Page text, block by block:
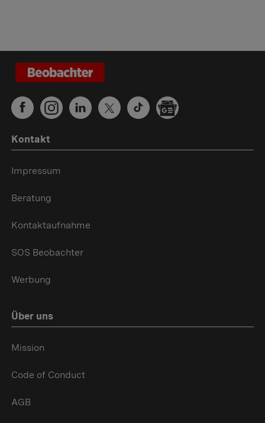
Kontakt
Impressum
Beratung
Kontaktaufnahme
SOS Beobachter
Werbung
Über uns
Mission
Code of Conduct
AGB